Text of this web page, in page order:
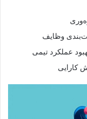
وظایف
عملکرد تیمی
کارایی